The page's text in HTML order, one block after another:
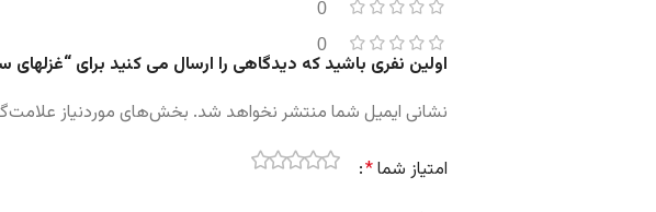
0
0
اولین نفری باشید که دیدگاهی را ارسال می کنید برای
نشانی ایمیل شما منتشر نخواهد شد. بخش‌های موردنیاز
امتیاز شما*